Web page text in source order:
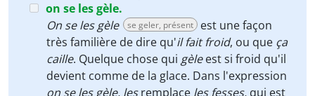
on se les gèle.
On se les gèle
se geler, présent
est une façon
très familière de dire qu'il fait froid, ou que ça
caille. Quelque chose qui gèle est si froid qu'il
devient comme de la glace. Dans l'expression
on selesgèle, lesremplace les fesses, qui est